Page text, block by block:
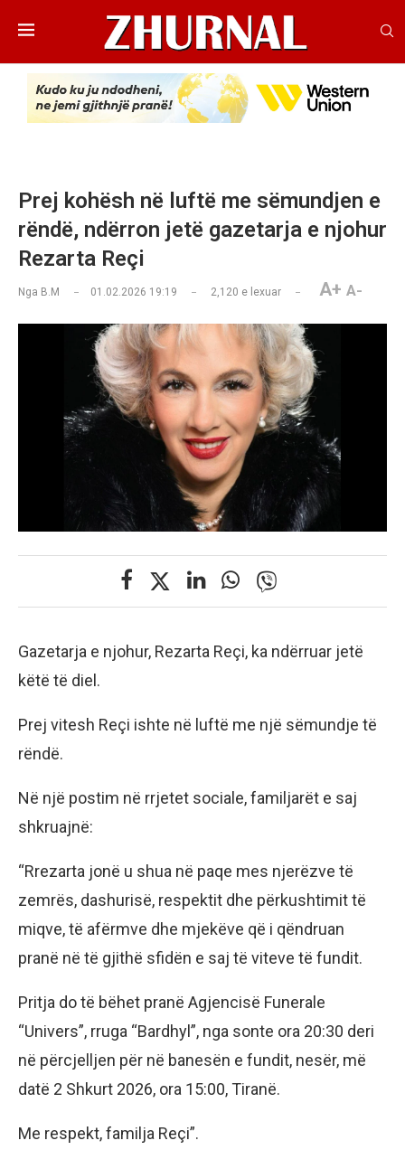
Prej kohësh në luftë me sëmundjen e
rëndë, ndërron jetë gazetarja e njohur
Rezarta Reçi
Nga B.M 01.02.2026 19:19 2,120 e lexuar A+ A-
Gazetarja e njohur, Rezarta Reçi, ka ndërruar jetë
këtë të diel.
Prej vitesh Reçi ishte në luftë me një sëmundje të
rëndë.
Në një postim në rrjetet sociale, familjarët e saj
shkruajnë:
“Rrezarta jonë u shua në paqe mes njerëzve të
zemrës, dashurisë, respektit dhe përkushtimit të
miqve, të afërmve dhe mjekëve që i qëndruan
pranë në të gjithë sfidën e saj të viteve të fundit.
Pritja do të bëhet pranë Agjencisë Funerale
“Univers”, rruga “Bardhyl”, nga sonte ora 20:30 deri
në përcjelljen për në banesën e fundit, nesër, më
datë 2 Shkurt 2026, ora 15:00, Tiranë.
Me respekt, familja Reçi”.